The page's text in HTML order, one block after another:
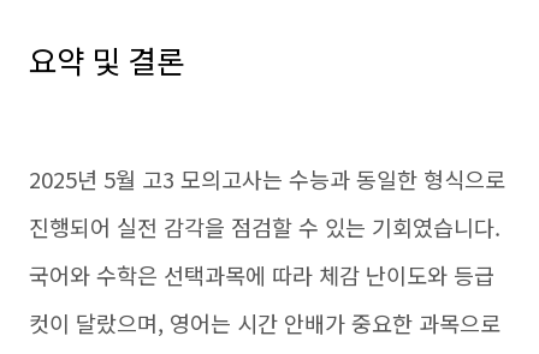
요약 및 결론
2025년 5월 고3 모의고사는 수능과 동일한 형식으로
진행되어 실전 감각을 점검할 수 있는 기회였습니다.
국어와 수학은 선택과목에 따라 체감 난이도와 등급
컷이 달랐으며, 영어는 시간 안배가 중요한 과목으로